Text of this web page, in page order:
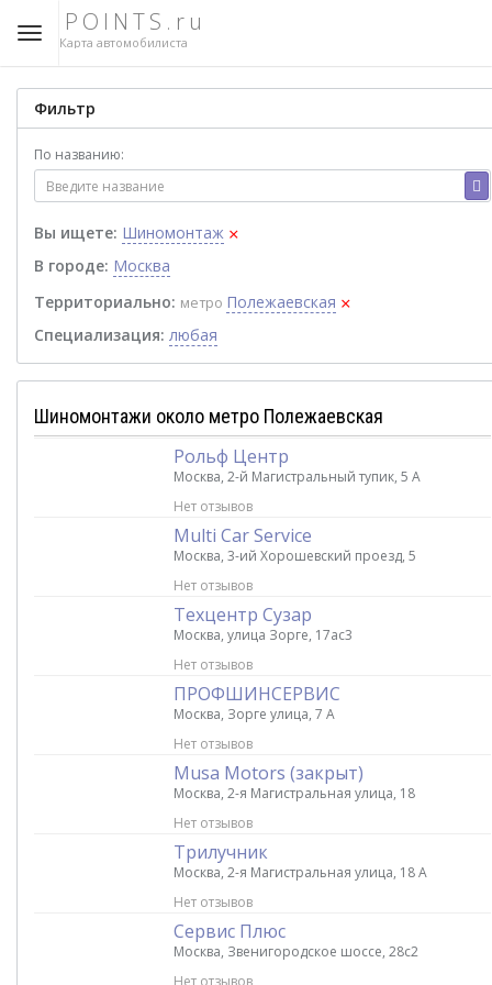
POINTS.ru
Карта автомобилиста
Фильтр
По названию:
Вы ищете: Шиномонтаж ×
В городе: Москва
Территориально: метро Полежаевская ×
Специализация: любая
Шиномонтажи около метро Полежаевская
Рольф Центр
Москва, 2-й Магистральный тупик, 5 А
Нет отзывов
Multi Car Service
Москва, 3-ий Хорошевский проезд, 5
Нет отзывов
Техцентр Сузар
Москва, улица Зорге, 17ас3
Нет отзывов
ПРОФШИНСЕРВИС
Москва, Зорге улица, 7 А
Нет отзывов
Musa Motors (закрыт)
Москва, 2-я Магистральная улица, 18
Нет отзывов
Трилучник
Москва, 2-я Магистральная улица, 18 А
Нет отзывов
Сервис Плюс
Москва, Звенигородское шоссе, 28с2
Нет отзывов